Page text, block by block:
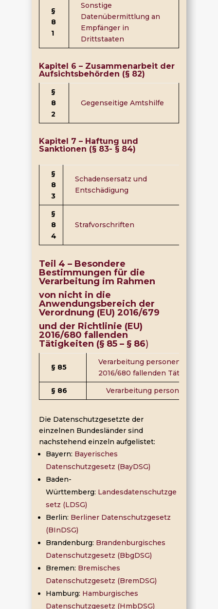
§
8
1
Sonstige
Datenübermittlung an
Empfänger in
Drittstaaten
Kapitel 6 – Zusammenarbeit der
Aufsichtsbehörden (§ 82)
§
8
2
Gegenseitige Amtshilfe
Kapitel 7 – Haftung und
Sanktionen (§ 83- § 84)
§
8
3
Schadensersatz und
Entschädigung
§
8
4
Strafvorschriften
Teil 4 – Besondere
Bestimmungen für die
Verarbeitung im Rahmen
von nicht in die
Anwendungsbereich der
Verordnung (EU) 2016/679
und der Richtlinie (EU)
2016/680 fallenden
Tätigkeiten (§ 85 – § 86)
§ 85
Verarbeitung
2016/680 fallenden Tätigkeiten
§ 86
Verarbeitung
Die Datenschutzgesetzte der
einzelnen Bundesländer sind
nachstehend einzeln aufgelistet:
Bayern: Bayerisches
Datenschutzgesetz (BayDSG)
Baden-
Württemberg: Landesdatenschutzge
setz (LDSG)
Berlin: Berliner Datenschutzgesetz
(BInDSG)
Brandenburg: Brandenburgisches
Datenschutzgesetz (BbgDSG)
Bremen: Bremisches
Datenschutzgesetz (BremDSG)
Hamburg: Hamburgisches
Datenschutzgesetz (HmbDSG)